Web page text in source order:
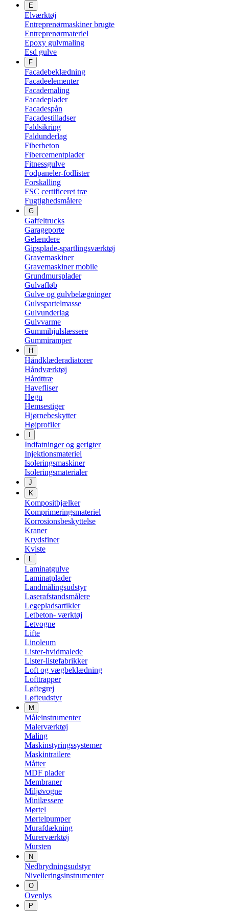
E
Elværktøj
Entreprenørmaskiner brugte
Entreprenørmateriel
Epoxy gulvmaling
Esd gulve
F
Facadebeklædning
Facadeelementer
Facademaling
Facadeplader
Facadespån
Facadestilladser
Faldsikring
Faldunderlag
Fiberbeton
Fibercementplader
Fitnessgulve
Fodpaneler-fodlister
Forskalling
FSC certificeret træ
Fugtighedsmålere
G
Gaffeltrucks
Garageporte
Gelændere
Gipsplade-spartlingsværktøj
Gravemaskiner
Gravemaskiner mobile
Grundmursplader
Gulvafløb
Gulve og gulvbelægninger
Gulvspartelmasse
Gulvunderlag
Gulvvarme
Gummihjulslæssere
Gummiramper
H
Håndklæderadiatorer
Håndværktøj
Hårdttræ
Havefliser
Hegn
Hemsestiger
Hjørnebeskytter
Højprofiler
Indfatninger og gerigter
Injektionsmateriel
Isoleringsmaskiner
Isoleringsmaterialer
J
K
Kompositbjælker
Komprimeringsmateriel
Korrosionsbeskyttelse
Kraner
Krydsfiner
Kviste
L
Laminatgulve
Laminatplader
Landmålingsudstyr
Laserafstandsmålere
Legepladsartikler
Letbeton- værktøj
Letvogne
Lifte
Linoleum
Lister-hvidmalede
Lister-listefabrikker
Loft og vægbeklædning
Lofttrapper
Løftegrej
Løfteudstyr
M
Måleinstrumenter
Malerværktøj
Maling
Maskinstyringssystemer
Maskintrailere
Måtter
MDF plader
Membraner
Miljøvogne
Minilæssere
Mørtel
Mørtelpumper
Murafdækning
Murerværktøj
Mursten
N
Nedbrydningsudstyr
Nivelleringsinstrumenter
O
Ovenlys
P